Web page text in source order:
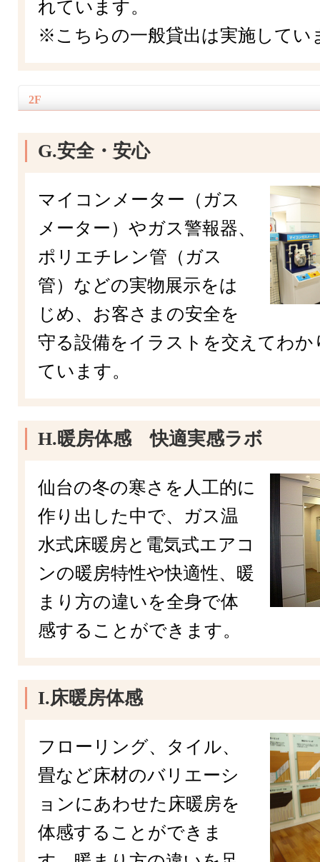
れています。
※こちらの一般貸出は実施してい
2F
G.安全・安心
マイコンメーター（ガス
メーター）やガス警報器、
ポリエチレン管（ガス
管）などの実物展示をは
じめ、お客さまの安全を
守る設備をイラストを交えてわ
ています。
H.暖房体感 快適実感ラボ
仙台の冬の寒さを人工的に
作り出した中で、ガス温
水式床暖房と電気式エアコ
ンの暖房特性や快適性、暖
まり方の違いを全身で体
感することができます。
I.床暖房体感
フローリング、タイル、
畳など床材のバリエーシ
ョンにあわせた床暖房を
体感することができま